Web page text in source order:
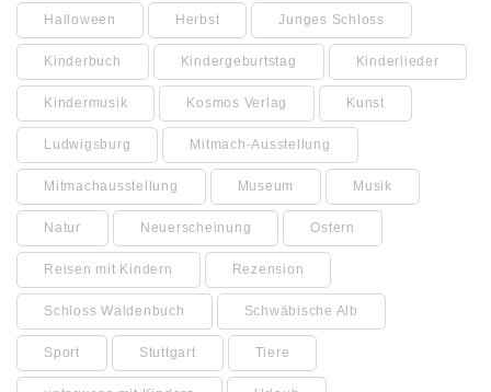
Halloween Herbst Junges Schloss
Kinderbuch Kindergeburtstag Kinderlieder
Kindermusik Kosmos Verlag Kunst
Ludwigsburg Mitmach-Ausstellung
Mitmachausstellung Museum Musik
Natur Neuerscheinung Ostern
Reisen mit Kindern Rezension
Schloss Waldenbuch Schwäbische Alb
Sport Stuttgart Tiere